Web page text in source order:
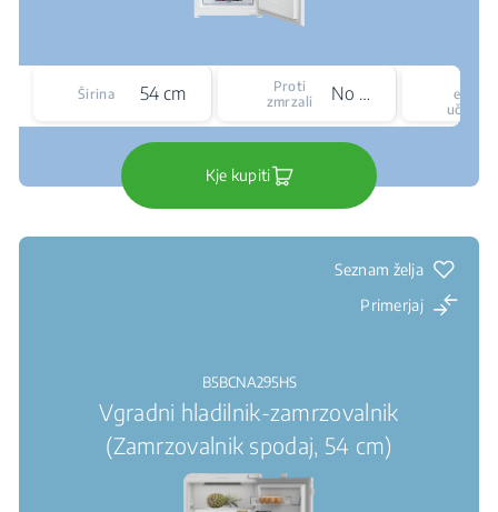
Širina 54 cm
Proti
zmrzali
No Frost
Kje kupiti
Seznam želja
Primerjaj
B5BCNA295HS
Vgradni hladilnik-zamrzovalnik
(Zamrzovalnik spodaj, 54 cm)